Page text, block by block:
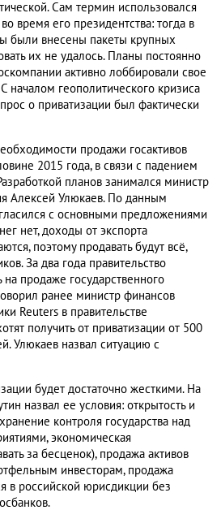
Сам термин использовался
время его президентства: тогда в
были внесены пакеты крупных
их не удалось. Планы постоянно
активно лоббировали свое
началом геополитического кризиса
о приватизации был фактически
продажи госактивов
2015 года, в связи с падением
планов занимался министр
Алексей Улюкаев. По данным
с основными предложениями
нет, доходы от экспорта
поэтому продавать будут всё,
За два года правительство
на продаже государственного
ранее министр финансов
Reuters в правительстве
получить от приватизации от 500
Улюкаев назвал ситуацию с
будет достаточно жесткими. На
назвал ее условия: открытость и
контроля государства над
экономическая
за бесценок), продажа активов
инвесторам, продажа
в российской юрисдикции без